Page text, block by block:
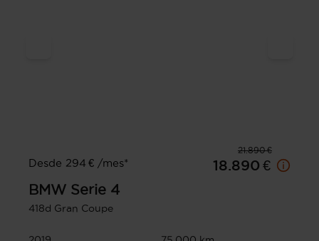
21.890 €
Desde 294 € /mes*
18.890 €
BMW Serie 4
418d Gran Coupe